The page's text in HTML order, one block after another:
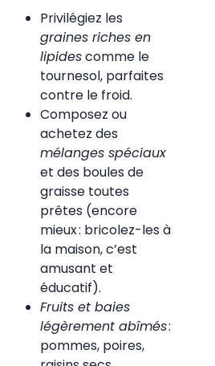
Privilégiez les
graines riches en
lipidescomme le
tournesol, parfaites
contre le froid.
Composez ou
achetez des
mélanges spéciaux
et des boules de
graisse toutes
prêtes (encore
mieux : bricolez-les à
la maison, c’est
amusant et
éducatif).
Fruits et baies
légèrement abîmés:
pommes, poires,